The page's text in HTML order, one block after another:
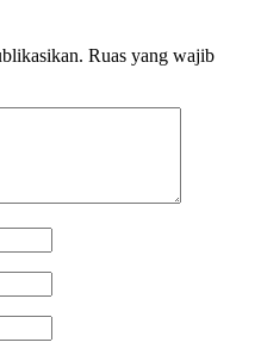
Ruas yang wajib